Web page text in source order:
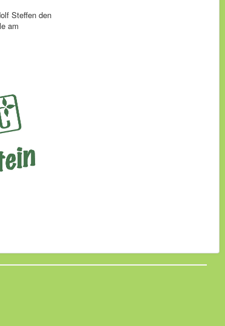
Steffen den
am